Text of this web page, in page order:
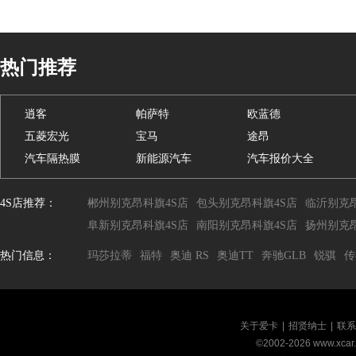
热门推荐
逍客 帕萨特
欧蓝德
五菱宏光
宝马
途昂
汽车隔热膜
新能源汽车 汽车报价大全
4S店推荐： 郴州别克昂科旗4S店 包头别克昂科旗4S店
临沂别克
阜新别克昂科旗4S店
南阳别克昂科旗4S店 扬州别克
热门信息： 玛莎拉蒂 福特 奥迪 RS 奥迪TT 奔驰GLB 锐骐
关于爱卡 招贤纳士
联
©2002-2026